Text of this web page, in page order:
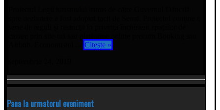
Citește »
Pana la urmatorul eveniment